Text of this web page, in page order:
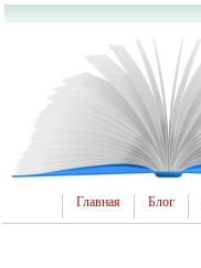
Главная Блог